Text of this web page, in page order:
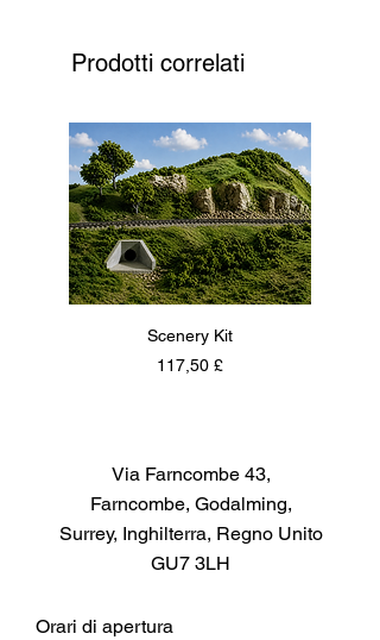
Prodotti correlati
Scenery Kit
Prezzo
117,50 £
Via Farncombe 43,
Farncombe, Godalming,
Surrey, Inghilterra, Regno Unito
GU7 3LH
Orari di apertura